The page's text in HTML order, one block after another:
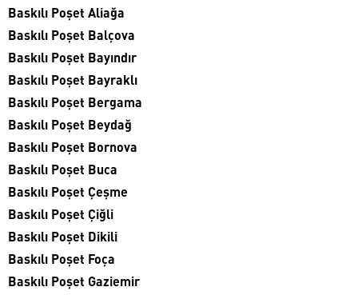
Baskılı Poşet Aliağa
Baskılı Poşet Balçova
Baskılı Poşet Bayındır
Baskılı Poşet Bayraklı
Baskılı Poşet Bergama
Baskılı Poşet Beydağ
Baskılı Poşet Bornova
Baskılı Poşet Buca
Baskılı Poşet Çeşme
Baskılı Poşet Çiğli
Baskılı Poşet Dikili
Baskılı Poşet Foça
Baskılı Poşet Gaziemir